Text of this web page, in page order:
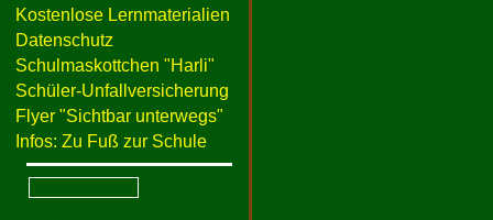
Kostenlose Lernmaterialien
Datenschutz
Schulmaskottchen "Harli"
Schüler-Unfallversicherung
Flyer "Sichtbar unterwegs"
Infos: Zu Fuß zur Schule